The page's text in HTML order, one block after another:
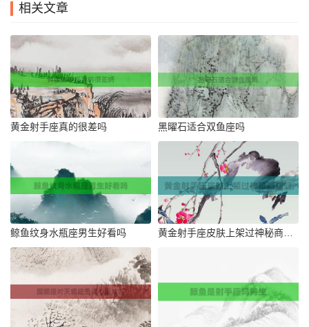
相关文章
黄金射手座真的很差吗 黑曜石适合双鱼座吗
鲸鱼纹身水瓶座男生好看吗